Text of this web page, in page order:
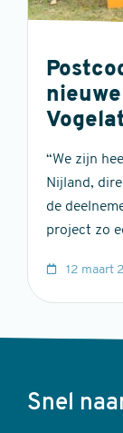
“We zijn
Nijland,
de
project zo
12 maart
Voet
Snel